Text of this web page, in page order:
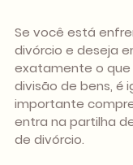
Se você está
divórcio e deseja
exatamente o que
divisão de bens, é
importante
entra na partilha
de divórcio.